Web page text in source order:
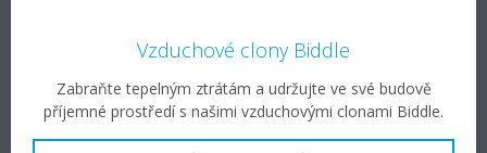
Vzduchové clony Biddle
Zabraňte tepelným ztrátám a udržujte ve své budově
příjemné prostředí s našimi vzduchovými clonami Biddle.